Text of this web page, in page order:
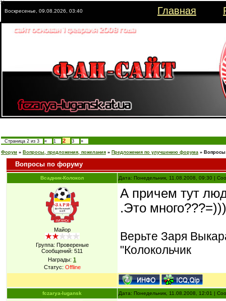
Воскресенье, 09.08.2026, 03:40 Главная
Страница 2 из 3 « 1 2 3 »
Форум » Вопросы, предложения, пожелания » Предложения по улучшению форума »
Вопросы по форуму
Всадник-Колокол Дата: Понедельник, 11.08.2008, 09:30 |
Майор
Группа: Провереные
Сообщений: 511
Награды: 1
Статус: Offline
А причем тут
.Это много???=)))
Верьте Заря
"Колокольчик
fczarya-lugansk Дата: Понедельник, 11.08.2008, 12:01 |